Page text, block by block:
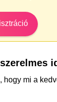
, hogy mi a